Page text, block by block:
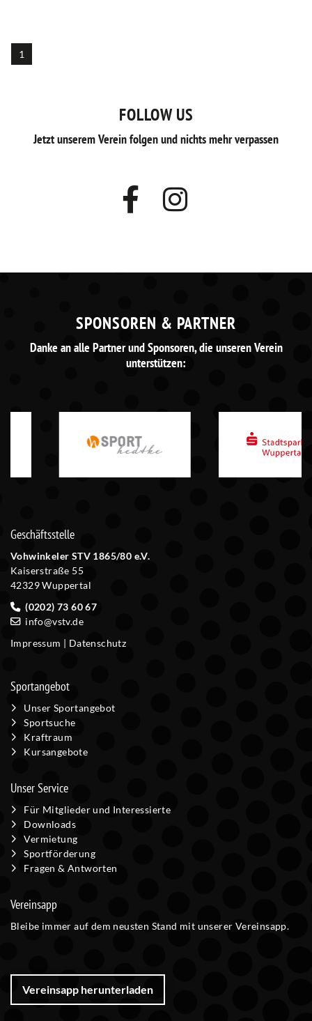
1
FOLLOW US
Jetzt unserem Verein folgen und nichts mehr verpassen
SPONSOREN & PARTNER
Danke an alle Partner und Sponsoren, die unseren Verein
unterstützen:
Geschäftsstelle
Vohwinkeler STV 1865/80 e.V.
Kaiserstraße 55
42329 Wuppertal
(0202) 73 60 67
info@vstv.de
Impressum | Datenschutz
Sportangebot
Unser Sportangebot
Sportsuche
Kraftraum
Kursangebote
Unser Service
Für Mitglieder und Interessierte
Downloads
Vermietung
Sportförderung
Fragen & Antworten
Vereinsapp
Bleibe immer auf dem neusten Stand mit unserer Vereinsapp.
Vereinsapp herunterladen